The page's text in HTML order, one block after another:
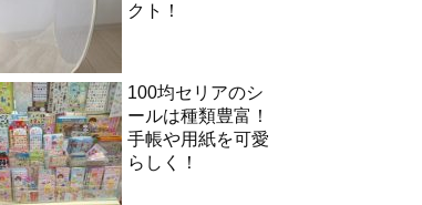
クト！
100均セリアのシ
ールは種類豊富！
手帳や用紙を可愛
らしく！